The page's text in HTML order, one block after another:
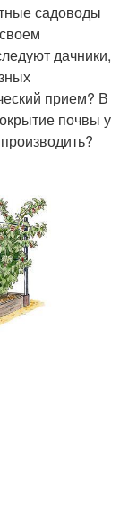
садоводы
дачники,
прием? В
почвы у